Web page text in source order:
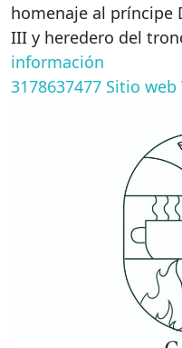
homenaje al príncipe
III y heredero del
información
3178637477 Sitio web